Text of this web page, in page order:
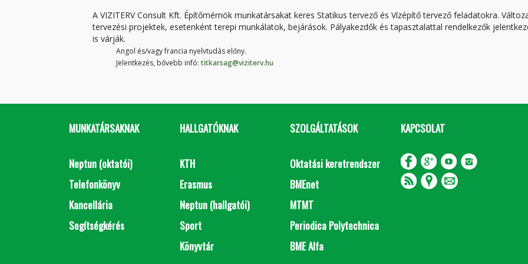
A VIZITERV Consult Kft. Építőmérnök munkatársakat keres Statikus tervező és Vízépítő tervező feladatokra.
tervezési projektek, esetenként terepi munkálatok, bejárások. Pályakezdők és tapasztalattal rendelkezők
is várják.
Angol és/vagy francia nyelvtudás előny.
Jelentkezés, bővebb infó: titkarsag@viziterv.hu
MUNKATÁRSAKNAK
Neptun (oktatói)
Telefonkönyv
Kancellária
Segítségkérés
HALLGATÓKNAK
KTH
Erasmus
Neptun (hallgatói)
Sport
Könyvtár
SZOLGÁLTATÁSOK
Oktatási keretrendszer
BMEnet
MTMT
Periodica Polytechnica
BME Alfa
KAPCSOLAT